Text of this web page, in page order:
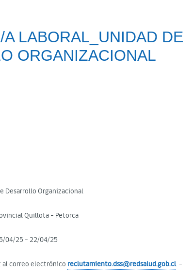
LABORAL_UNIDAD DE
ORGANIZACIONAL
Desarrollo Organizacional
Quillota - Petorca
04/25 - 22/04/25
correo electrónico reclutamiento.dss@redsalud.gob.cl. -